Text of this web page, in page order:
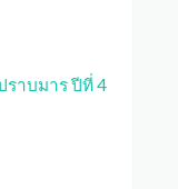
ราบมาร ปีที่ 4